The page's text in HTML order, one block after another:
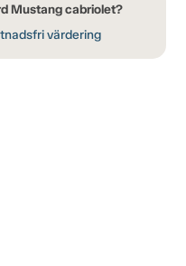
Mustang cabriolet?
värdering